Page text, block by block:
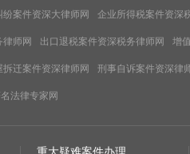
案件资深大律师网 企业所得税案件资深
师网 出口退税案件资深税务律师网 增
迁案件资深律师网 刑事自诉案件资深律
法律专家网